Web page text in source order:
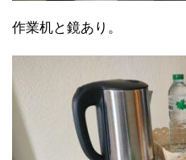
作業机と鏡あり。